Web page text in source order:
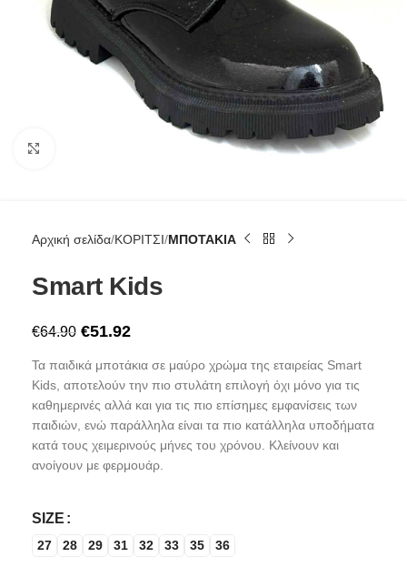
Αρχική σελίδα ΚΟΡΙΤΣΙ ΜΠΟΤΑΚΙΑ
Smart Kids
€64.90 €51.92
Τα παιδικά μποτάκια σε μαύρο χρώμα της εταιρείας Smart
Kids, αποτελούν την πιο στυλάτη επιλογή όχι μόνο για τις
καθημερινές αλλά και για τις πιο επίσημες εμφανίσεις των
παιδιών, ενώ παράλληλα είναι τα πιο κατάλληλα υποδήματα
κατά τους χειμερινούς μήνες του χρόνου. Κλείνουν και
ανοίγουν με φερμουάρ.
SIZE
27 28 29 31 32 33 35 36